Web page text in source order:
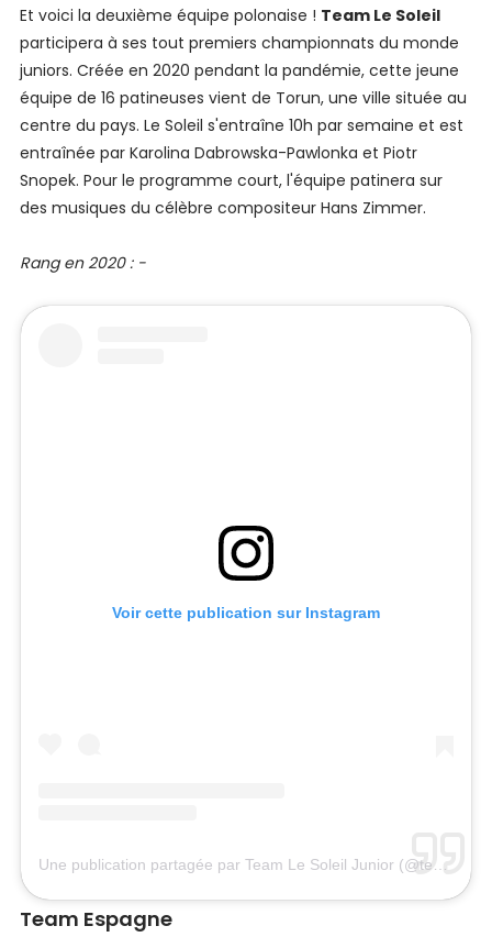
Et voici la deuxième équipe polonaise ! Team Le Soleil
participera à ses tout premiers championnats du monde
juniors. Créée en 2020 pendant la pandémie, cette jeune
équipe de 16 patineuses vient de Torun, une ville située au
centre du pays. Le Soleil s'entraîne 10h par semaine et est
entraînée par Karolina Dabrowska-Pawlonka et Piotr
Snopek. Pour le programme court, l'équipe patinera sur
des musiques du célèbre compositeur Hans Zimmer.
Rang en 2020 : -
Voir cette publication sur Instagram
Team Espagne